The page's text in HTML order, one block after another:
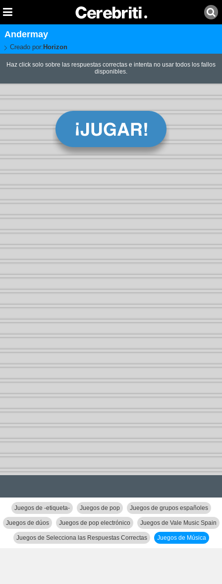
Andermay
Creado por: Horizon
Haz click solo sobre las respuestas correctas e intenta no usar todos los fallos
disponibles.
Juegos de -etiqueta- Juegos de pop Juegos de grupos españoles
Juegos de dúos Juegos de pop electrónico Juegos de Vale Music Spain
Juegos de Selecciona las Respuestas Correctas Juegos de Música